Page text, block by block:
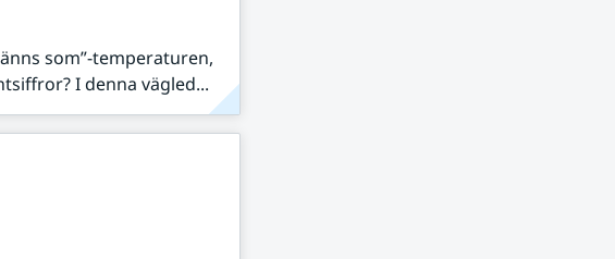
som”-temperaturen,
I denna vägled...